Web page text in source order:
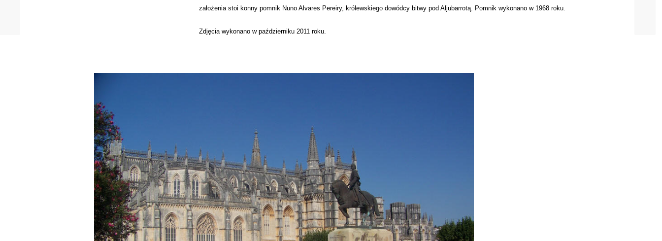
założenia stoi konny pomnik Nuno Alvares Pereiry, królewskiego dowódcy bitwy pod Aljubarrotą. Pomnik wykonano w 1968 roku.
Zdjęcia wykonano w październiku 2011 roku.